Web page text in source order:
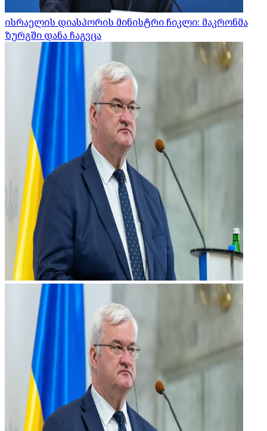
ისრაელის დიასპორის მინისტრი ჩიკლი: მაკრონმა
ზურგში დანა ჩაგვცა